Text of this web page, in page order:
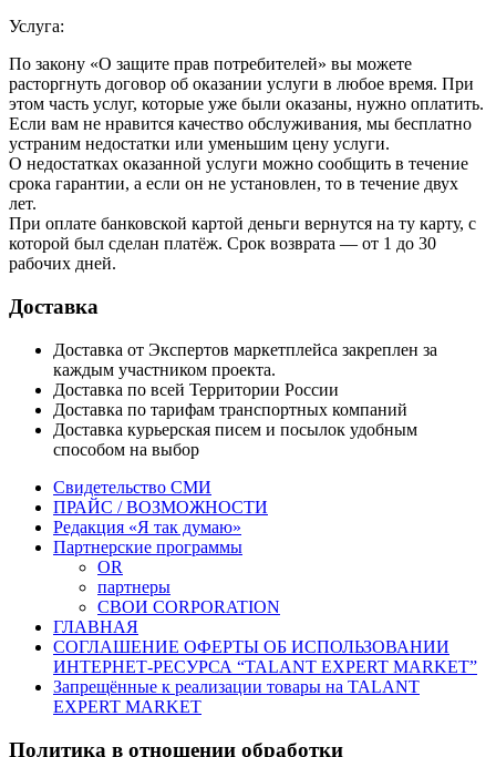
Услуга:
По закону «О защите прав потребителей» вы можете
расторгнуть договор об оказании услуги в любое время. При
этом часть услуг, которые уже были оказаны, нужно оплатить.
Если вам не нравится качество обслуживания, мы бесплатно
устраним недостатки или уменьшим цену услуги.
О недостатках оказанной услуги можно сообщить в течение
срока гарантии, а если он не установлен, то в течение двух
лет.
При оплате банковской картой деньги вернутся на ту карту, с
которой был сделан платёж. Срок возврата — от 1 до 30
рабочих дней.
Доставка
Доставка от Экспертов маркетплейса закреплен за
каждым участником проекта.
Доставка по всей Территории России
Доставка по тарифам транспортных компаний
Доставка курьерская писем и посылок удобным
способом на выбор
Свидетельство СМИ
ПРАЙС / ВОЗМОЖНОСТИ
Редакция «Я так думаю»
Партнерские программы
OR
партнеры
СВОИ CORPORATION
ГЛАВНАЯ
СОГЛАШЕНИЕ ОФЕРТЫ ОБ ИСПОЛЬЗОВАНИИ
ИНТЕРНЕТ-РЕСУРСА “TALANT EXPERT MARKET”
Запрещённые к реализации товары на TALANT
EXPERT MARKET
Политика в отношении обработки